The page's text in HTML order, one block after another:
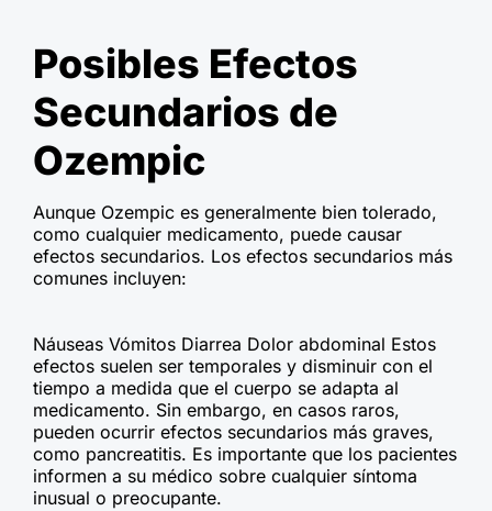
Posibles Efectos
Secundarios de
Ozempic
Aunque Ozempic es generalmente bien tolerado,
como cualquier medicamento, puede causar
efectos secundarios. Los efectos secundarios más
comunes incluyen:
Náuseas Vómitos Diarrea Dolor abdominal Estos
efectos suelen ser temporales y disminuir con el
tiempo a medida que el cuerpo se adapta al
medicamento. Sin embargo, en casos raros,
pueden ocurrir efectos secundarios más graves,
como pancreatitis. Es importante que los pacientes
informen a su médico sobre cualquier síntoma
inusual o preocupante.